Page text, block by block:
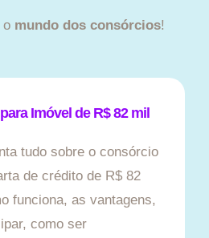
o mundo dos consórcios!
Imóvel de R$ 82 mil
tudo sobre o consórcio
de crédito de R$ 82
funciona, as vantagens,
como ser